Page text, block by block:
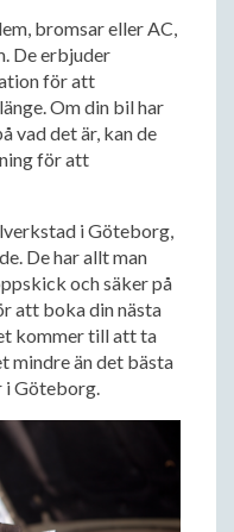
bromsar eller AC,
De erbjuder
för att
Om din bil har
vad det är, kan de
för att
i Göteborg,
De har allt man
och säker på
att boka din nästa
kommer till att ta
mindre än det bästa
i Göteborg.